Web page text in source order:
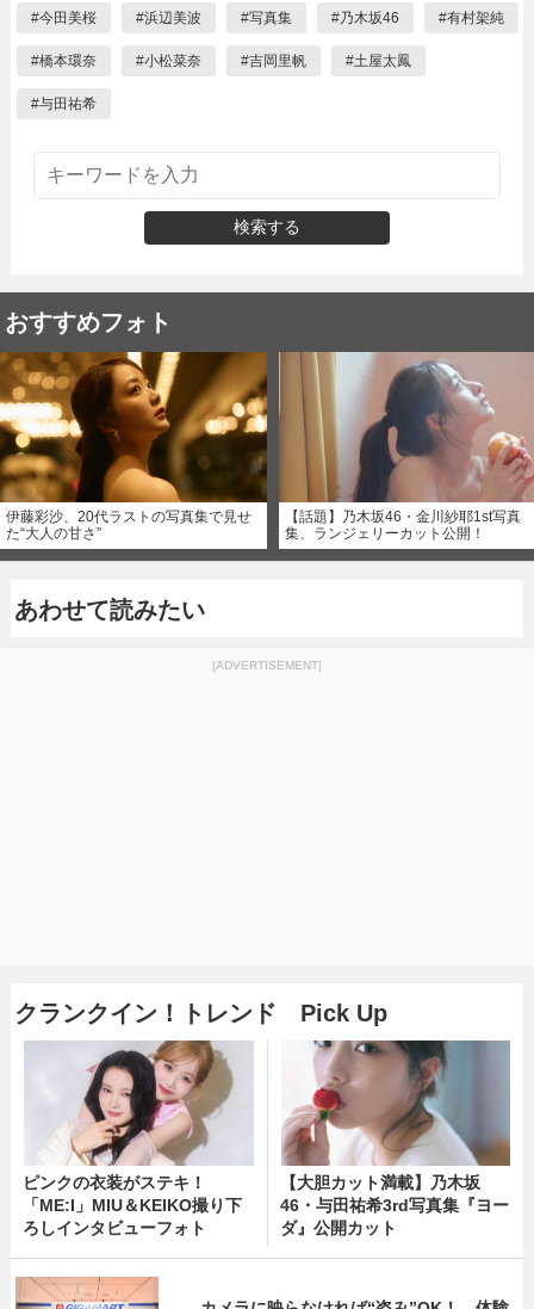
#今田美桜 #浜辺美波 #写真集 #乃木坂46 #有村架純
#橋本環奈 #小松菜奈 #吉岡里帆 #土屋太鳳
#与田祐希
検索する
おすすめフォト
伊藤彩沙、20代ラストの写真集で見せ
た“大人の甘さ”
【話題】乃木坂46・金川紗耶1st写真
集、ランジェリーカット公開！
あわせて読みたい
[ADVERTISEMENT]
クランクイン！トレンド Pick Up
ピンクの衣装がステキ！
「ME:I」MIU＆KEIKO撮り下
ろしインタビューフォト
【大胆カット満載】乃木坂
46・与田祐希3rd写真集『ヨー
ダ』公開カット